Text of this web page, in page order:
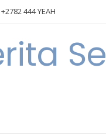
444 YEAH